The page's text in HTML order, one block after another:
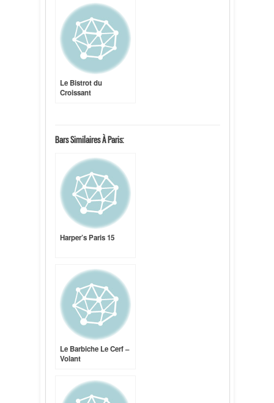
Le Bistrot du
Croissant
Bars Similaires À Paris:
Harper’s Paris 15
Le Barbiche Le Cerf –
Volant